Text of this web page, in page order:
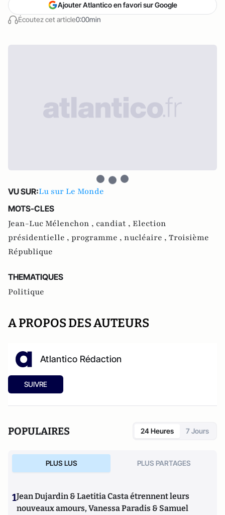
Écoutez cet article0:00min
Ajouter Atlantico en favori sur Google
VU SUR:Lu sur Le Monde
MOTS-CLES
Jean-Luc Mélenchon , candiat , Election
présidentielle , programme , nucléaire , Troisième
République
THEMATIQUES
Politique
A PROPOS DES AUTEURS
Atlantico Rédaction
SUIVRE
POPULAIRES 24 Heures 7 Jours
PLUS LUS PLUS PARTAGES
1Jean Dujardin & Laetitia Casta étrennent leurs
nouveaux amours, Vanessa Paradis & Samuel